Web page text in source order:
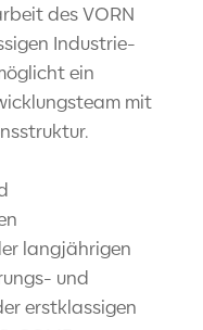
des VORN
Industrie-
ein
mit
langjährigen
und
erstklassigen